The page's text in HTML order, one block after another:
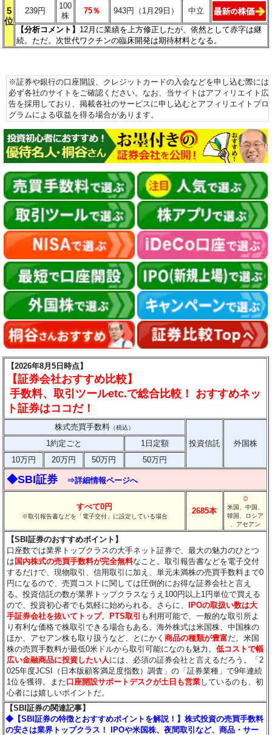
5
位
239円
100
株
75％ 943円（1月29日） 中立
【分析コメント 】 12月に業績を上方修正したが、依然として赤字は継
続。ただ。次世代ワクチンの臨床開発は期待材料となる。
※証券や銀行の口座開設、クレジットカードの入会などを申し込む際には
必ず各社のサイトをご確認ください。なお、当サイトはアフィリエイト広
告を採用しており、掲載各社のサービスに申し込むとアフィリエイトプロ
グラムによる収益を得る場合があります。
【2026年8月5日時点】
【証券会社おすすめ比較】
手数料、取引ツールetc.で総合比較！ おすすめネッ
ト証券はココだ！
株式売買手数料 （税込）
投資信託 外国株
1約定ごと
1日定額
10万円
20万円 50万円 50万円
◆SBI証券 ⇒詳細情報ページへ
すべて0円
※取引報告書などを「電子交付」に設定している場合
2685本
○
米国、中国、
韓国、ロシア
、アセアン
【SBI証券のおすすめポイント】
口座数では業界トップクラスの大手ネット証券で、最大の魅力のひとつ
は 国内株式の売買手数料が完全無料なこと。取引報告書などを電子交付
するだけで、現物取引、信用取引に加え、単元未満株の売買手数料まで0
円になるので、売買コストに関しては圧倒的にお得な証券会社と言え
る。投資信託の数が業界トップクラスなうえ100円以上1円単位で買える
ので、投資初心者でも気軽に始められる。さらに、
IPOの取扱い数は大
手証券会社を抜いてトップ。 PTS取引 も利用可能で、一般的な取引所よ
り有利な価格で株取引できる場合もある。海外株式は米国株、中国株の
ほか、アセアン株も取り扱うなど、とにかく商品の種類が豊富だ。米国
株の売買手数料が最低0米ドルから取引可能になのも魅力。低コストで幅
広い金融商品に投資したい人 には、必須の証券会社と言えるだろう。「2
025年度JCSI（日本版顧客満足度指数）調査」の「証券業種」で9年連続
1位を獲得。また口座開設サポートデスクが土日も営業しているのも、初
心者には嬉しいポイントだ。
【SBI証券の関連記事】
◆【SBI証券の特徴とおすすめポイントを解説！】株式投資の売買手数料
の安さは業界トップクラス！ IPOや米国株、夜間取引など、商品・サー